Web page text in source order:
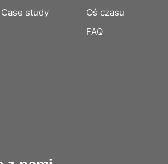
Case study
Oś czasu
FAQ